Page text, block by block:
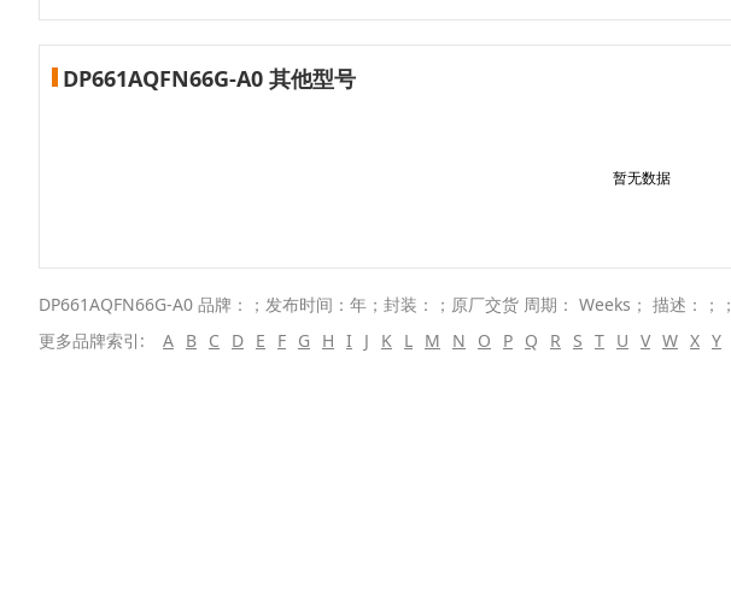
DP661AQFN66G-A0 其他型号
暂无数据
DP661AQFN66G-A0 品牌：；发布时间：年；封装：；原厂交货 周期： Weeks； 描述：；；
更多品牌索引:
A B C D E F G H I J K L M N O P Q R S T U V W X Y